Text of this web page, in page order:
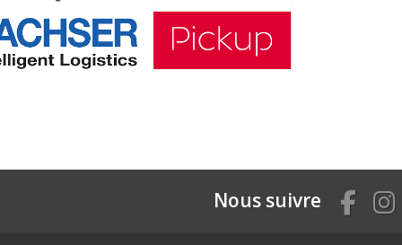
Nous suivre